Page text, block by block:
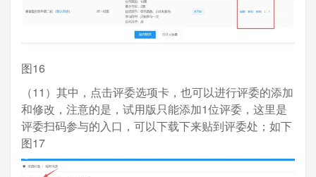
图16
（11）其中，点击评委选项卡，也可以进行评委的添加
和修改，注意的是，试用版只能添加1位评委，这里是
评委扫码参与的入口，可以下载下来贴到评委处；如下
图17